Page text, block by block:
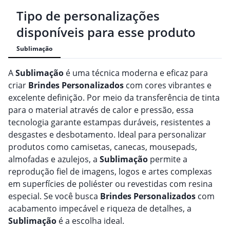
Tipo de personalizações
disponíveis para esse produto
Sublimação
ASublimação é uma técnica moderna e eficaz para
criar Brindes Personalizados com cores vibrantes e
excelente definição. Por meio da transferência de tinta
para o material através de calor e pressão, essa
tecnologia garante estampas duráveis, resistentes a
desgastes e desbotamento. Ideal para personalizar
produtos como camisetas, canecas, mousepads,
almofadas e azulejos, a Sublimação permite a
reprodução fiel de imagens, logos e artes complexas
em superfícies de poliéster ou revestidas com resina
especial. Se você busca Brindes Personalizados com
acabamento impecável e riqueza de detalhes, a
Sublimação é a escolha ideal.